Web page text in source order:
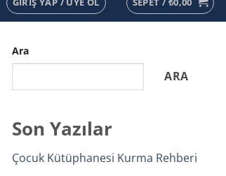
Ara
ARA
Son Yazılar
Çocuk Kütüphanesi Kurma Rehberi